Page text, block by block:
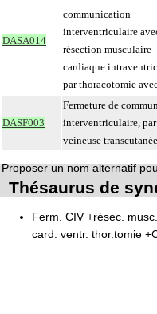
DASA014
communication
interventriculaire
résection musculaire
cardiaque
par thoracotomie
DASF003
Fermeture de
interventriculaire,
veineuse transcutanée
Proposer un nom alternatif
Thésaurus de
Ferm. CIV +résec. musc.
card. ventr. thor.tomie